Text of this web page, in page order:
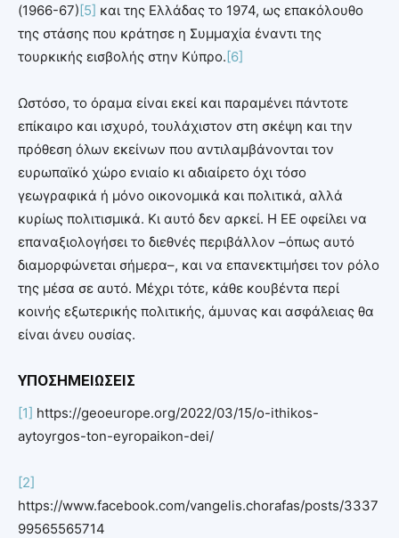
(1966-67)[5] και της Ελλάδας το 1974, ως επακόλουθο
της στάσης που κράτησε η Συμμαχία έναντι της
τουρκικής εισβολής στην Κύπρο.[6]
Ωστόσο, το όραμα είναι εκεί και παραμένει πάντοτε
επίκαιρο και ισχυρό, τουλάχιστον στη σκέψη και την
πρόθεση όλων εκείνων που αντιλαμβάνονται τον
ευρωπαϊκό χώρο ενιαίο κι αδιαίρετο όχι τόσο
γεωγραφικά ή μόνο οικονομικά και πολιτικά, αλλά
κυρίως πολιτισμικά. Κι αυτό δεν αρκεί. Η ΕΕ οφείλει να
επαναξιολογήσει το διεθνές περιβάλλον –όπως αυτό
διαμορφώνεται σήμερα–, και να επανεκτιμήσει τον ρόλο
της μέσα σε αυτό. Μέχρι τότε, κάθε κουβέντα περί
κοινής εξωτερικής πολιτικής, άμυνας και ασφάλειας θα
είναι άνευ ουσίας.
ΥΠΟΣΗΜΕΙΩΣΕΙΣ
[1] https://geoeurope.org/2022/03/15/o-ithikos-
aytoyrgos-ton-eyropaikon-dei/
[2]
https://www.facebook.com/vangelis.chorafas/posts/3337
99565565714